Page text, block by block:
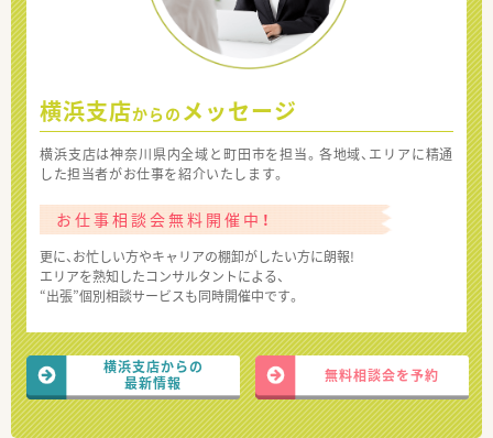
横浜支店からの メッセージ
横浜支店は神奈川県内全域と町田市を担当。各地域、エリアに精通
した担当者がお仕事を紹介いたします。
お仕事相談会無料開催中！
更に、お忙しい方やキャリアの棚卸がしたい方に朗報!
エリアを熟知したコンサルタントによる、
“出張”個別相談サービスも同時開催中です。
横浜支店からの
最新情報
無料相談会を予約